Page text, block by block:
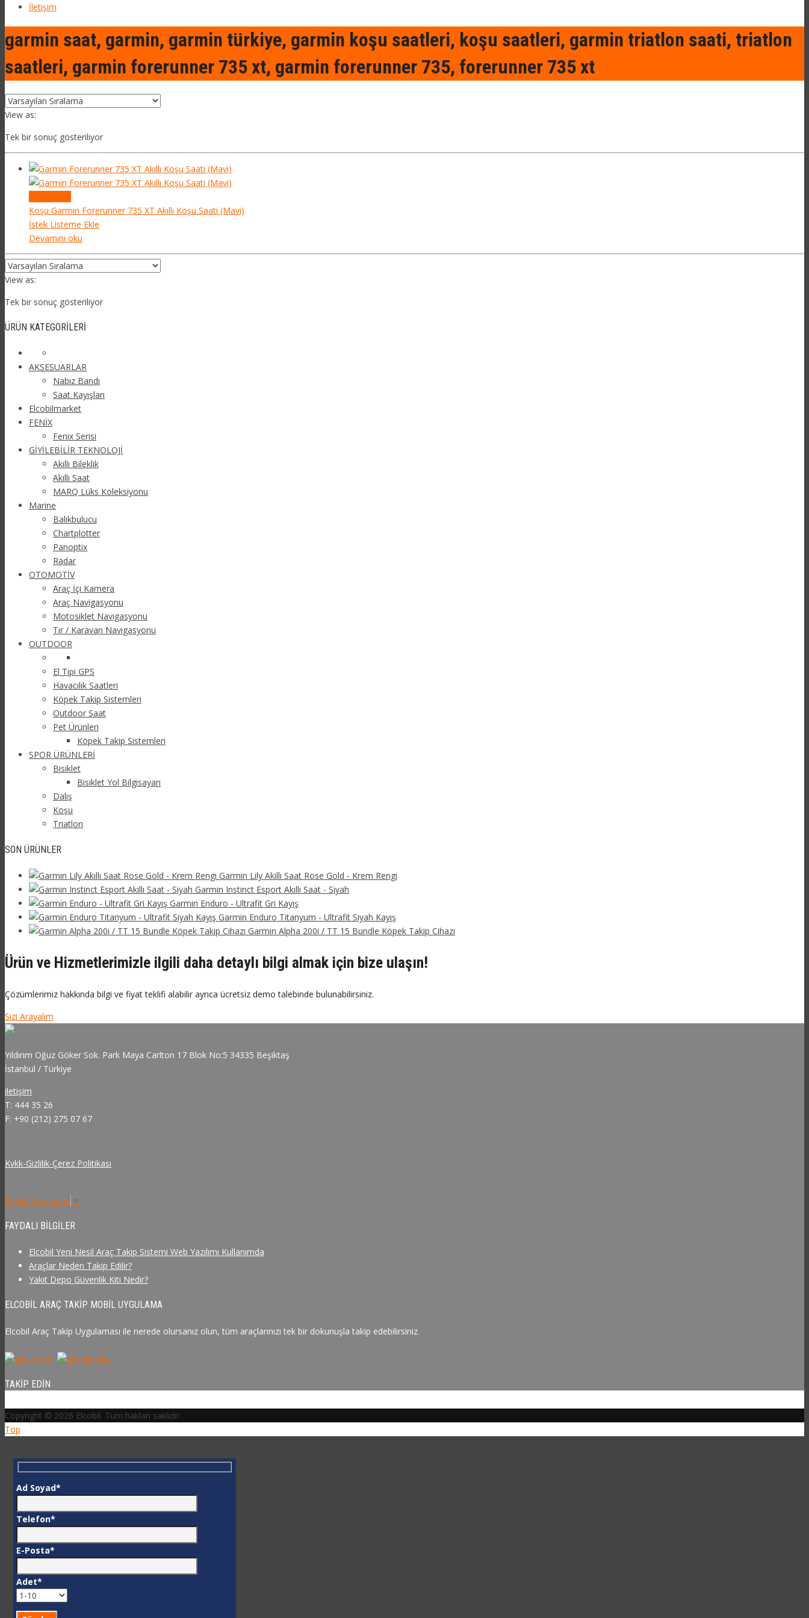
İletişim
garmin saat, garmin, garmin türkiye, garmin koşu saatleri, koşu saatleri, garmin triatlon saati, triatlon
saatleri, garmin forerunner 735 xt, garmin forerunner 735, forerunner 735 xt
View as:
Tek bir sonuç gösteriliyor
Koşu Garmin Forerunner 735 XT Akıllı Koşu Saati (Mavi)
İstek Listeme Ekle
Devamını oku
View as:
Tek bir sonuç gösteriliyor
ÜRÜN KATEGORILERI
AKSESUARLAR
Nabız Bandı
Saat Kayışları
Elcobilmarket
FENİX
Fenix Serisi
GİYİLEBİLİR TEKNOLOJİ
Akıllı Bileklik
Akıllı Saat
MARQ Lüks Koleksiyonu
Marine
Balıkbulucu
Chartplotter
Panoptix
Radar
OTOMOTİV
Araç İçi Kamera
Araç Navigasyonu
Motosiklet Navigasyonu
Tır / Karavan Navigasyonu
OUTDOOR
El Tipi GPS
Havacılık Saatleri
Köpek Takip Sistemleri
Outdoor Saat
Pet Ürünleri
Köpek Takip Sistemleri
SPOR ÜRÜNLERİ
Bisiklet
Bisiklet Yol Bilgisayarı
Dalış
Koşu
Triatlon
SON ÜRÜNLER
Garmin Lily Akıllı Saat Rose Gold - Krem Rengi
Garmin Instinct Esport Akıllı Saat - Siyah
Garmin Enduro - Ultrafit Gri Kayış
Garmin Enduro Titanyum - Ultrafit Siyah Kayış
Garmin Alpha 200i / TT 15 Bundle Köpek Takip Cihazı
Ürün ve Hizmetlerimizle ilgili daha detaylı bilgi almak için bize ulaşın!
Çözümlerimiz hakkında bilgi ve fiyat teklifi alabilir ayrıca ücretsiz demo talebinde bulunabilirsiniz.
Sizi Arayalım
Yıldırım Oğuz Göker Sok. Park Maya Carlton 17 Blok No:5 34335 Beşiktaş
İstanbul / Türkiye
iletişim
T: 444 35 26
F: +90 (212) 275 07 67
Kvkk-Gizlilik-Çerez Politikası
Select Language
FAYDALI BILGILER
Elcobil Yeni Nesil Araç Takip Sistemi Web Yazılımı Kullanımda
Araçlar Neden Takip Edilir?
Yakıt Depo Güvenlik Kiti Nedir?
ELCOBIL ARAÇ TAKIP MOBIL UYGULAMA
Elcobil Araç Takip Uygulaması ile nerede olursanız olun, tüm araçlarınızı tek bir dokunuşla takip edebilirsiniz.
TAKIP EDIN
Copyright © 2026 Elcobil. Tüm hakları saklıdır.
Top
Ad Soyad*
Telefon*
E-Posta*
Adet*